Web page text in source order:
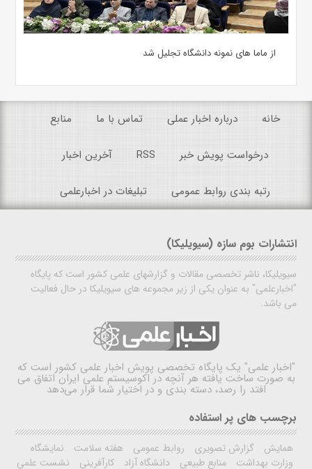
از ماما های نمونه دانشگاه تجلیل شد
خانه درباره اخبار عملی تماس با ما منابع
درخواست پویش خبر RSS آخرین اخبار
رتبه بندی روابط عمومی تبلیغات در اخبارعلمی
انتشارات بوم سازه (سیویلیکا)
سیویلیکا، ناشر تخصصی مقالات و گزارشهای علمی کشور است که پایگاه
"اخبارعلمی" به عنوان یکی از زیر مجموعه های سیویلیکا در حال فعالیت
می باشد.
"اخبار علمی" یک پایگاه تخصصی پویش اخبار علمی کشور است که
به صورت ساخت یافته هر آنچه در اکوسیستم علمی ایران اتفاق می
افتد را رصد، دسته بندی و در اختیار شما قرار می‌دهد
برچسب های پر استفاده
همایش گزارش تصویری روابط عمومی هفته سلامت
نمایشگاه
وزارت بهداشت
منابع طبیعی دانشگاه آزاد کارآفرینی نشست علمی